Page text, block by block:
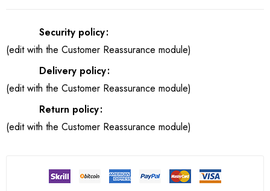
Security policy
(edit with the Customer Reassurance module)
Delivery policy
(edit with the Customer Reassurance module)
Return policy
(edit with the Customer Reassurance module)